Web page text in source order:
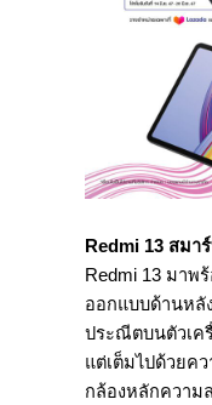
Redmi 13 สมา
Redmi 13 มาพ
ออกแบบด้านหลั
ประณีตบนตัวเค
แต่เต็มไปด้วยค
กล้องหลักความ